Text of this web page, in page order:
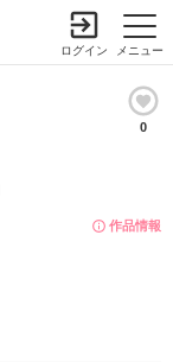
メニュー
ログイン
0
作品情報